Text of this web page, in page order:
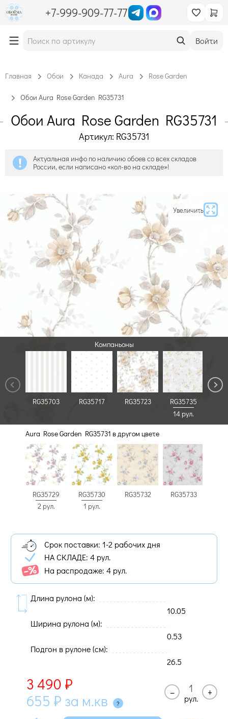
+7-999-909-77-77
Войти
Главная Обои Канада Aura Rose Garden
Обои Aura Rose Garden RG35731
Обои Aura Rose Garden RG35731
Артикул: RG35731
Актуальная инфо по наличию обоев со всех складов
России, если написано «кол-во на складе»!
Увеличить
Компаньоны
RG35703 RG35717 RG35723
RG35735
14 рул.
Aura Rose Garden RG35731 в другом цвете
RG35729
2 рул.
RG35730
1 рул.
RG35732 RG35733
Срок поставки: 1-2 рабочих дня
НА СКЛАДЕ: 4 рул.
На распродаже: 4 рул.
Длина рулона (м):
10.05
Ширина рулона (м):
0.53
Подгон в рулоне (cм):
26.5
3 490 ₽
655 ₽ за м.кв –
рул.
+